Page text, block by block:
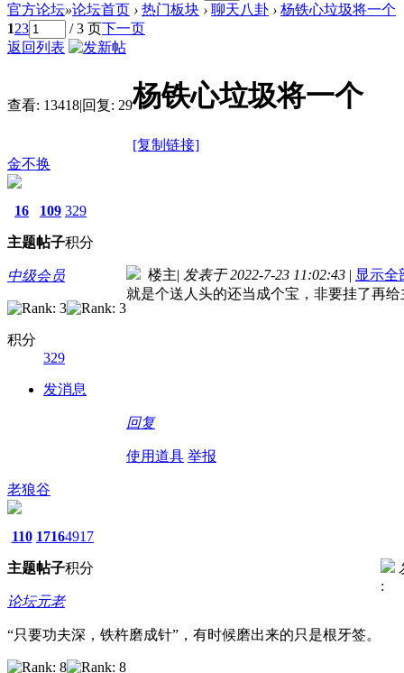
官方论坛»论坛首页 › 热门板块 › 聊天八卦 › 杨铁心垃圾将一个
123 / 3 页下一页
返回列表
查看: 13418|回复: 29杨铁心垃圾将一个
[复制链接]
金不换
16
主题
109
帖子
329
积分
中级会员
积分
329
发消息
楼主| 发表于 2022-7-23 11:02:43 | 显示全
就是个送人头的还当成个宝，非要挂了再
回复
使用道具 举报
老狼谷
110
主题
1716
帖子
4917
积分
论坛元老
“只要功夫深，铁杵磨成针”，有时候磨出来的只是根牙签。
: